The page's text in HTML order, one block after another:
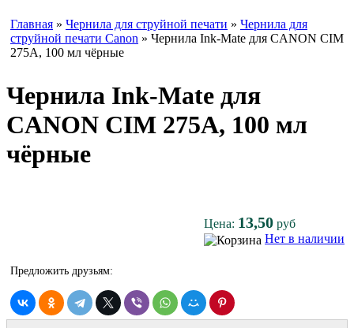
Главная » Чернила для струйной печати » Чернила для
струйной печати Canon » Чернила Ink-Mate для CANON CIM
275A, 100 мл чёрные
Чернила Ink-Mate для
CANON CIM 275A, 100 мл
чёрные
Цена: 13,50 руб
Нет в наличии
Предложить друзьям: